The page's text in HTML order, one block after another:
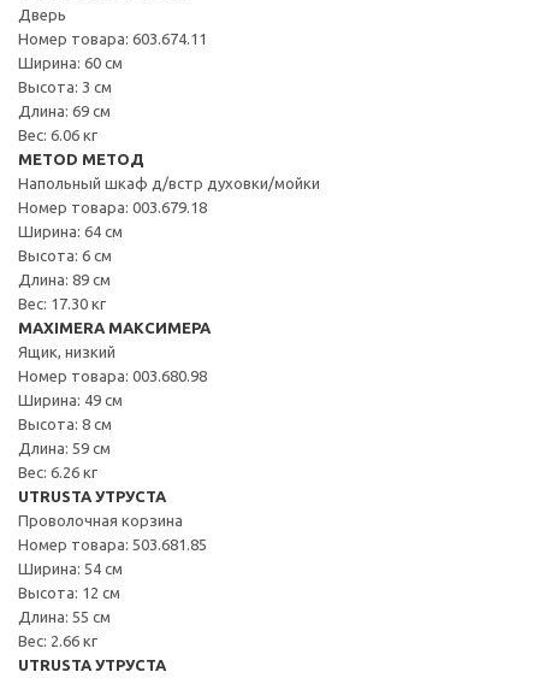
Дверь
Номер товара: 603.674.11
Ширина: 60 см
Высота: 3 см
Длина: 69 см
Вес: 6.06 кг
METOD МЕТОД
Напольный шкаф д/встр духовки/мойки
Номер товара: 003.679.18
Ширина: 64 см
Высота: 6 см
Длина: 89 см
Вес: 17.30 кг
MAXIMERA МАКСИМЕРА
Ящик, низкий
Номер товара: 003.680.98
Ширина: 49 см
Высота: 8 см
Длина: 59 см
Вес: 6.26 кг
UTRUSTA УТРУСТА
Проволочная корзина
Номер товара: 503.681.85
Ширина: 54 см
Высота: 12 см
Длина: 55 см
Вес: 2.66 кг
UTRUSTA УТРУСТА